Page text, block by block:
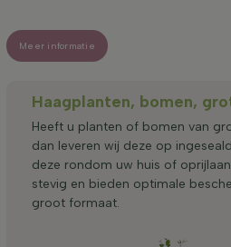
Meer informatie
Haagplanten, bomen,
Heeft u planten of bomen van
dan leveren wij deze op
deze rondom uw huis of
stevig en bieden optimale
groot formaat.